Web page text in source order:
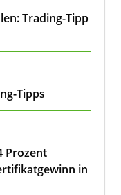
Trading-Tipp
Tipps
Prozent
in